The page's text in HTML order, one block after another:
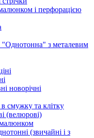
і перфорацією
"Однотонна" з металевим
новорічні
смужку та клітку
(велюрові)
малюнком
(звичайні і з